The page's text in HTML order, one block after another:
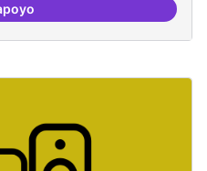
Antenes Ateneu a altres punts